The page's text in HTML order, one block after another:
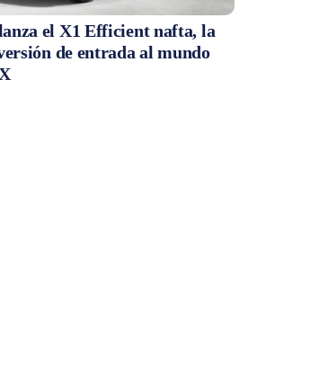
el X1 Efficient nafta, la
de entrada al mundo